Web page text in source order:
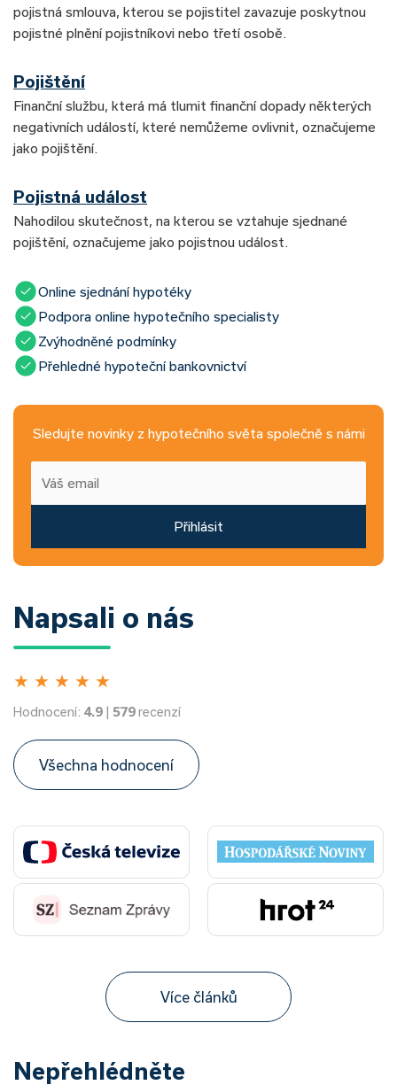
pojistná smlouva, kterou se pojistitel zavazuje poskytnou
pojistné plnění pojistníkovi nebo třetí osobě.
Pojištění
Finanční službu, která má tlumit finanční dopady některých
negativních událostí, které nemůžeme ovlivnit, označujeme
jako pojištění.
Pojistná událost
Nahodilou skutečnost, na kterou se vztahuje sjednané
pojištění, označujeme jako pojistnou událost.
Online sjednání hypotéky
Podpora online hypotečního specialisty
Zvýhodněné podmínky
Přehledné hypoteční bankovnictví
Sledujte novinky z hypotečního světa společně s námi
Přihlásit
Napsali o nás
★ ★ ★ ★ ★
Hodnocení: 4.9 | 579recenzí
Všechna hodnocení
Více článků
Nepřehlédněte